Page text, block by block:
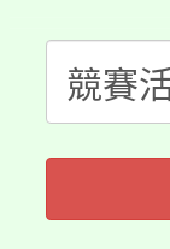
代
公
代
轉
《